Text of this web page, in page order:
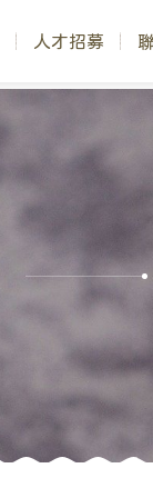
人才招募